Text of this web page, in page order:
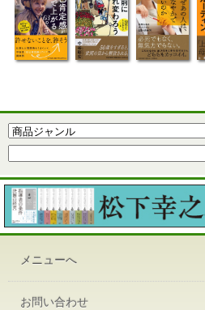
メニューへ
お問い合わせ